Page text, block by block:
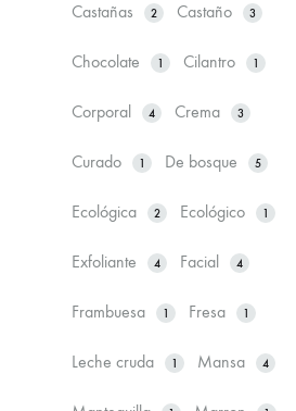
Castañas 2 Castaño 3
Chocolate 1 Cilantro 1
Corporal 4 Crema 3
Curado 1 De bosque 5
Ecológica 2 Ecológico 1
Exfoliante 4 Facial 4
Frambuesa 1 Fresa 1
Leche cruda 1 Mansa 4